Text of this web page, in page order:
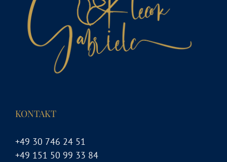
KONTAKT
+49 30 746 24 51
+49 151 50 99 33 84